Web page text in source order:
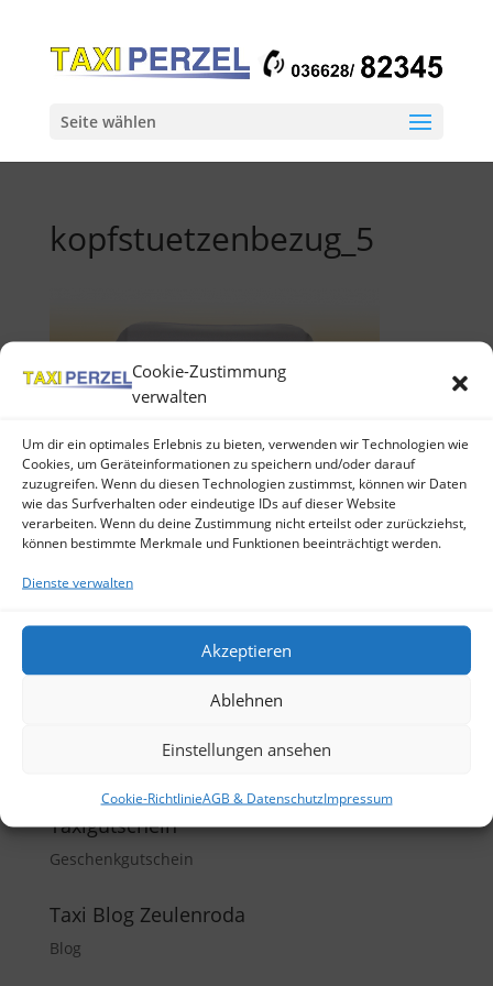
Cookie-Zustimmung
verwalten
Um dir ein optimales Erlebnis zu bieten, verwenden wir Technologien wie
Cookies, um Geräteinformationen zu speichern und/oder darauf
zuzugreifen. Wenn du diesen Technologien zustimmst, können wir Daten
wie das Surfverhalten oder eindeutige IDs auf dieser Website
verarbeiten. Wenn du deine Zustimmung nicht erteilst oder zurückziehst,
können bestimmte Merkmale und Funktionen beeinträchtigt werden.
Dienste verwalten
Akzeptieren
Ablehnen
Einstellungen ansehen
Cookie-RichtlinieAGB & DatenschutzImpressum
Seite wählen
kopfstuetzenbezug_5
Neueste Beiträge
Interessante Links zum Thema Taxi
Erleben Sie Zeulenroda
Pressemitteilung des Taxi -Landesverbandes
Taxigutschein
Geschenkgutschein
Taxi Blog Zeulenroda
Blog